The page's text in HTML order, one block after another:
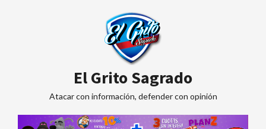
El Grito Sagrado
Atacar con información, defender con opinión